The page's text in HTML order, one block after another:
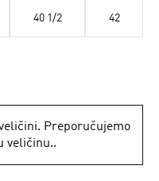
40 1/2 42
Preporučujemo
veličinu..